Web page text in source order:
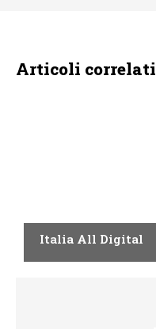
Articoli correlati
Italia All Digital